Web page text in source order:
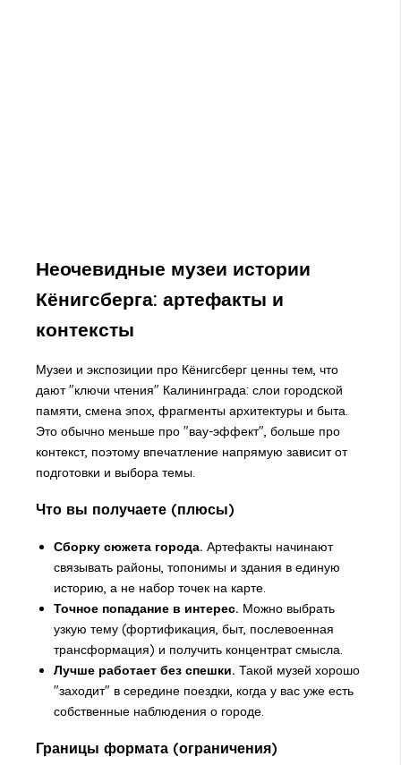
Неочевидные музеи истории
Кёнигсберга: артефакты и
контексты
Музеи и экспозиции про Кёнигсберг ценны тем, что
дают "ключи чтения" Калининграда: слои городской
памяти, смена эпох, фрагменты архитектуры и быта.
Это обычно меньше про "вау-эффект", больше про
контекст, поэтому впечатление напрямую зависит от
подготовки и выбора темы.
Что вы получаете (плюсы)
Сборку сюжета города. Артефакты начинают
связывать районы, топонимы и здания в единую
историю, а не набор точек на карте.
Точное попадание в интерес. Можно выбрать
узкую тему (фортификация, быт, послевоенная
трансформация) и получить концентрат смысла.
Лучше работает без спешки. Такой музей хорошо
"заходит" в середине поездки, когда у вас уже есть
собственные наблюдения о городе.
Границы формата (ограничения)